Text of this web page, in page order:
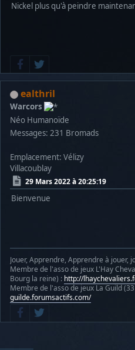
Nickel plus qu'à peindre
ealthril
Warcors
Néo Humanoïde
Messages: 231 Bromads
Emplacement: Vélizy
Villacoublay
29 Mars 2022 à 20:25:19
Bienvenue
Jouer, Apprendre, Apprendre à jouer,
Membre de l'asso de jeux L'Hay
Bourg la reine) : http://
Membre de l'asso de jeux La Guild
guilde.forumsactifs.com/